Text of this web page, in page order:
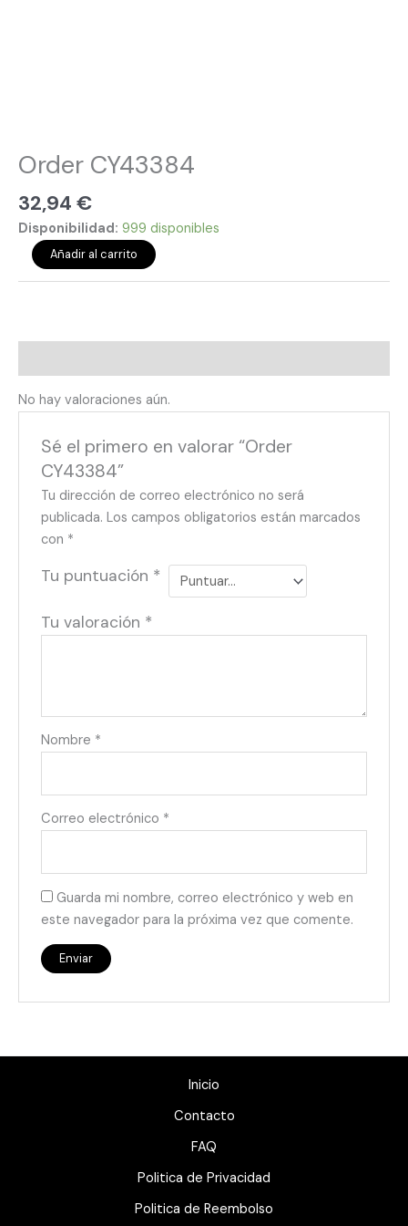
Order CY43384
32,94 €
Disponibilidad: 999 disponibles
Añadir al carrito
No hay valoraciones aún.
Sé el primero en valorar “Order
CY43384”
Tu dirección de correo electrónico no será
publicada. Los campos obligatorios están marcados
con *
Tu puntuación *
Tu valoración *
Nombre *
Correo electrónico *
Guarda mi nombre, correo electrónico y web en
este navegador para la próxima vez que comente.
Inicio
Contacto
FAQ
Politica de Privacidad
Politica de Reembolso